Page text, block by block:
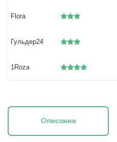
Flora
Гульдер24
1Roza
Описание